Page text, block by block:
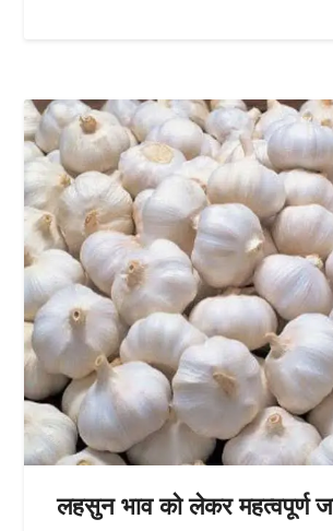
लहसुन भाव को लेकर महत्वपूर्ण